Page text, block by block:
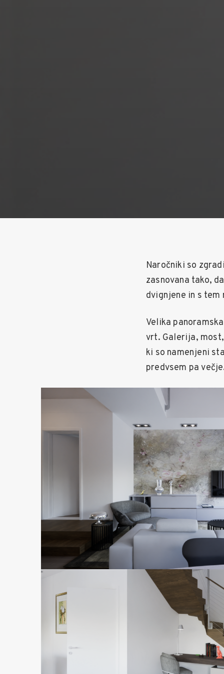
Naročniki so
zasnovana tako,
dvignjene in s tem
Velika
vrt. Galerija,
ki so namenjeni
predvsem pa